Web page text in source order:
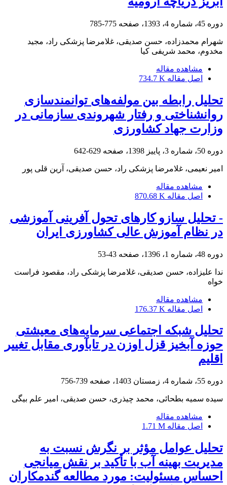
دوره 45، شماره 4، 1393، صفحه 775-785
شهرام محمدزاده، حسن صدیقی، غلامرضا پزشکی راد، مجید
مخدوم، محمد شریفی کیا
مشاهده مقاله
اصل مقاله 734.7 K
تحلیل رابطه بین مولفه‌های توانمندسازی
روانشناختی و رفتار شهروندی سازمانی در
وزارت جهاد کشاورزی
دوره 50، شماره 3، پاییز 1398، صفحه 629-642
امیر نعیمی، غلامرضا پزشکی راد، حسن صدیقی، آرین قلی پور
مشاهده مقاله
اصل مقاله 870.68 K
- تحلیل سازو کارهای تحول آفرینی آموزشی
در نظام آموزش عالی کشاورزی ایران
دوره 48، شماره 1، 1396، صفحه 43-53
ندا علیزاده، حسن صدیقی، غلامرضا پزشکی راد، مقصود فراست
خواه
مشاهده مقاله
اصل مقاله 176.37 K
تحلیل شبکه‌ اجتماعی سرمایه‌های معیشتی
حوزه آبخیز قزل اوزن در تاب­آوری مقابل تغییر
اقلیم
دوره 55، شماره 4، زمستان 1403، صفحه 739-756
سیده سمیه بطحائی، محمد چیذری، حسن صدیقی، امیر علم بیگی
مشاهده مقاله
اصل مقاله 1.71 M
تحلیل عوامل مؤثر بر نگرش نسبت به
مدیریت بهینه آب با تأکید بر نقش میانجی
احساس مسئولیت: مورد مطالعه گندم‎کاران